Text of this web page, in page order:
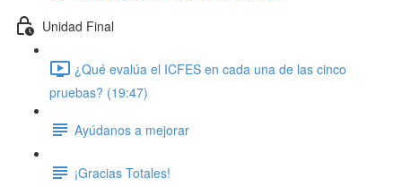
Unidad Final
¿Qué evalúa el ICFES en cada una de las cinco
pruebas? (19:47)
Ayúdanos a mejorar
¡Gracias Totales!